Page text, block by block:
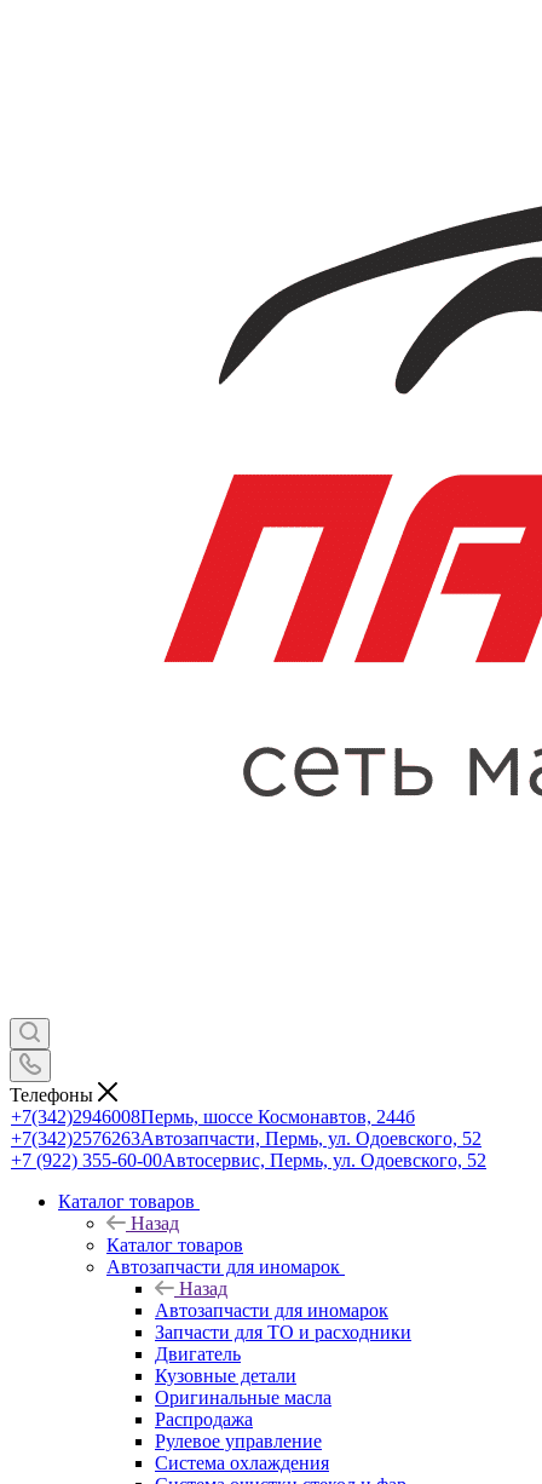
Телефоны
+7(342)2946008Пермь, шоссе Космонавтов, 244б
+7(342)2576263Автозапчасти, Пермь, ул. Одоевского, 52
+7 (922) 355-60-00Автосервис, Пермь, ул. Одоевского, 52
Каталог товаров
Назад
Каталог товаров
Автозапчасти для иномарок
Назад
Автозапчасти для иномарок
Запчасти для ТО и расходники
Двигатель
Кузовные детали
Оригинальные масла
Распродажа
Рулевое управление
Система охлаждения